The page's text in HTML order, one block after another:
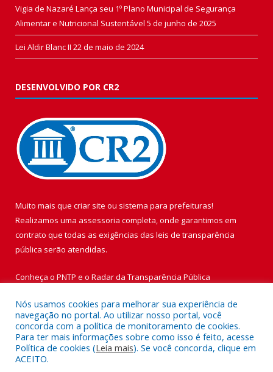
Vigia de Nazaré Lança seu 1º Plano Municipal de Segurança
Alimentar e Nutricional Sustentável 5 de junho de 2025
Lei Aldir Blanc II 22 de maio de 2024
DESENVOLVIDO POR CR2
Muito mais que criar site ou sistema para prefeituras!
Realizamos uma assessoria completa, onde garantimos em
contrato que todas as exigências das leis de transparência
pública serão atendidas.
Conheça o PNTP e o Radar da Transparência Pública
Todos os direitos reservados a Prefeitura Municipal de Vigia de
Nazaré.
Nós usamos cookies para melhorar sua experiência de
navegação no portal. Ao utilizar nosso portal, você
concorda com a política de monitoramento de cookies.
Para ter mais informações sobre como isso é feito, acesse
Política de cookies (Leia mais). Se você concorda, clique em
ACEITO.